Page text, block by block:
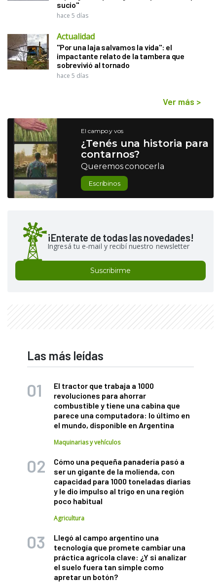
sucio"
hace 5 días
Actualidad
"Por una laja salvamos la vida": el
impactante relato de la tambera que
sobrevivió al tornado
hace 5 días
Ver más >
El campo y vos
¿Tenés una historia para
contarnos?
Queremos conocerla
Escribinos
¡Enterate de todas las novedades!
Ingresá tu e-mail y recibí nuestro newsletter
Suscribirme
Las más leídas
El tractor que trabaja a 1000
revoluciones para ahorrar
combustible y tiene una cabina que
parece una computadora: lo último en
el mundo, disponible en Argentina
Maquinarias y vehículos
Cómo una pequeña panadería pasó a
ser un gigante de la molienda, con
capacidad para 1000 toneladas diarias
y le dio impulso al trigo en una región
poco habitual
Agricultura
Llegó al campo argentino una
tecnología que promete cambiar una
práctica agrícola clave: ¿Y si analizar
el suelo fuera tan simple como
apretar un botón?